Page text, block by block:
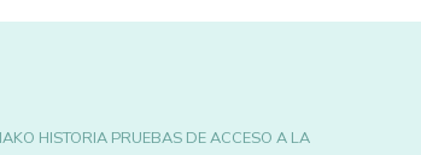
HISTORIA PRUEBAS DE ACCESO A LA